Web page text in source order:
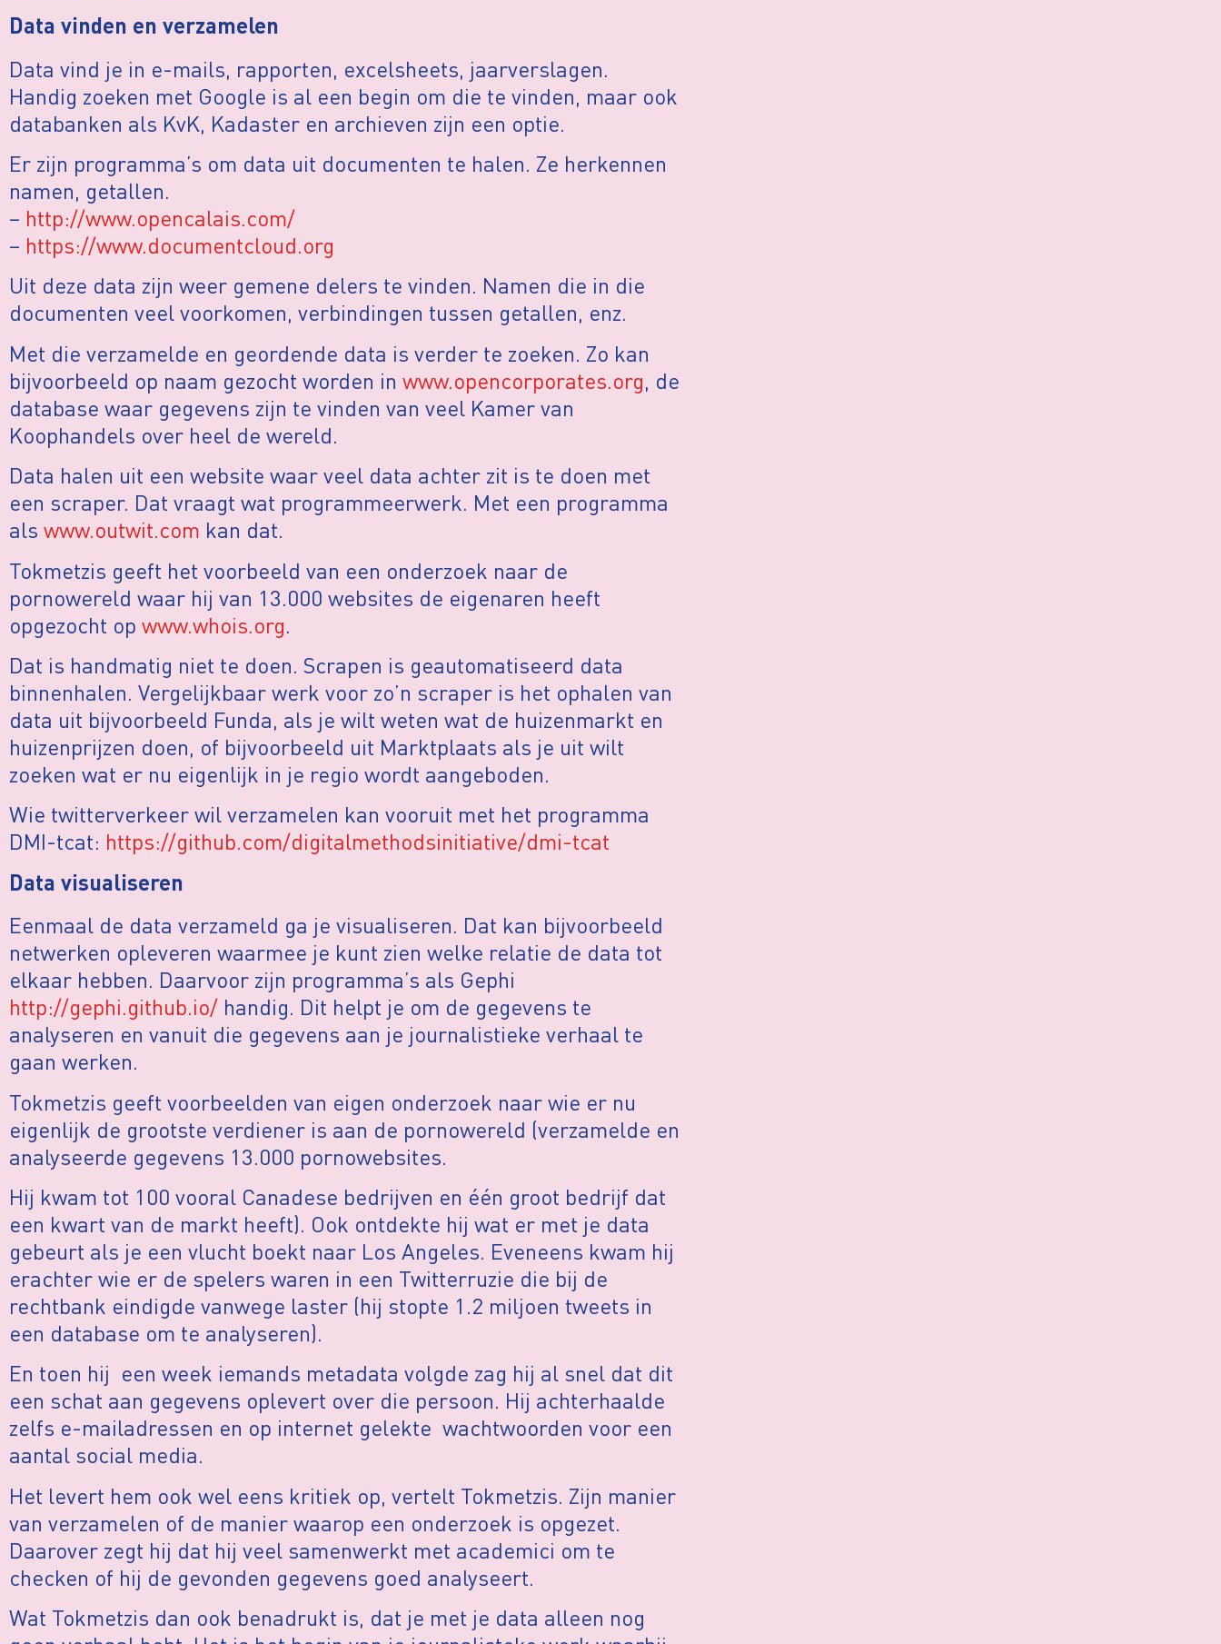
Data vinden en verzamelen
Data vind je in e-mails, rapporten, excelsheets, jaarverslagen.
Handig zoeken met Google is al een begin om die te vinden, maar ook
databanken als KvK, Kadaster en archieven zijn een optie.
Er zijn programma’s om data uit documenten te halen. Ze herkennen
namen, getallen.
– http://www.opencalais.com/
– https://www.documentcloud.org
Uit deze data zijn weer gemene delers te vinden. Namen die in die
documenten veel voorkomen, verbindingen tussen getallen, enz.
Met die verzamelde en geordende data is verder te zoeken. Zo kan
bijvoorbeeld op naam gezocht worden in www.opencorporates.org, de
database waar gegevens zijn te vinden van veel Kamer van
Koophandels over heel de wereld.
Data halen uit een website waar veel data achter zit is te doen met
een scraper. Dat vraagt wat programmeerwerk. Met een programma
als www.outwit.com kan dat.
Tokmetzis geeft het voorbeeld van een onderzoek naar de
pornowereld waar hij van 13.000 websites de eigenaren heeft
opgezocht op www.whois.org.
Dat is handmatig niet te doen. Scrapen is geautomatiseerd data
binnenhalen. Vergelijkbaar werk voor zo’n scraper is het ophalen van
data uit bijvoorbeeld Funda, als je wilt weten wat de huizenmarkt en
huizenprijzen doen, of bijvoorbeeld uit Marktplaats als je uit wilt
zoeken wat er nu eigenlijk in je regio wordt aangeboden.
Wie twitterverkeer wil verzamelen kan vooruit met het programma
DMI-tcat: https://github.com/digitalmethodsinitiative/dmi-tcat
Data visualiseren
Eenmaal de data verzameld ga je visualiseren. Dat kan bijvoorbeeld
netwerken opleveren waarmee je kunt zien welke relatie de data tot
elkaar hebben. Daarvoor zijn programma’s als Gephi
http://gephi.github.io/ handig. Dit helpt je om de gegevens te
analyseren en vanuit die gegevens aan je journalistieke verhaal te
gaan werken.
Tokmetzis geeft voorbeelden van eigen onderzoek naar wie er nu
eigenlijk de grootste verdiener is aan de pornowereld (verzamelde en
analyseerde gegevens 13.000 pornowebsites.
Hij kwam tot 100 vooral Canadese bedrijven en één groot bedrijf dat
een kwart van de markt heeft). Ook ontdekte hij wat er met je data
gebeurt als je een vlucht boekt naar Los Angeles. Eveneens kwam hij
erachter wie er de spelers waren in een Twitterruzie die bij de
rechtbank eindigde vanwege laster (hij stopte 1.2 miljoen tweets in
een database om te analyseren).
En toen hij een week iemands metadata volgde zag hij al snel dat dit
een schat aan gegevens oplevert over die persoon. Hij achterhaalde
zelfs e-mailadressen en op internet gelekte wachtwoorden voor een
aantal social media.
Het levert hem ook wel eens kritiek op, vertelt Tokmetzis. Zijn manier
van verzamelen of de manier waarop een onderzoek is opgezet.
Daarover zegt hij dat hij veel samenwerkt met academici om te
checken of hij de gevonden gegevens goed analyseert.
Wat Tokmetzis dan ook benadrukt is, dat je met je data alleen nog